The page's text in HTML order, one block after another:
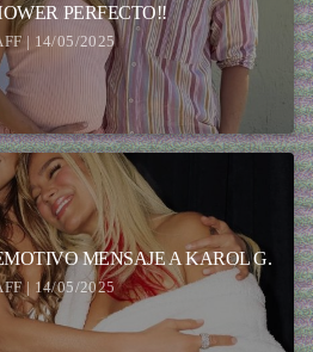
PERFECTO!!
| 14/05/2025
MENSAJE A KAROL G.
| 14/05/2025